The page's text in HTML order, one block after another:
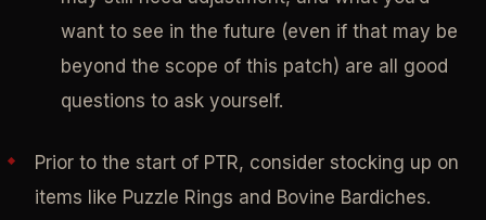
want to see in the future (even if that may be
beyond the scope of this patch) are all good
questions to ask yourself.
Prior to the start of PTR, consider stocking up on
items like Puzzle Rings and Bovine Bardiches.